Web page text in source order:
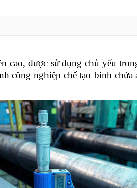
cao, được sử dụng chủ yếu
công nghiệp chế tạo bình